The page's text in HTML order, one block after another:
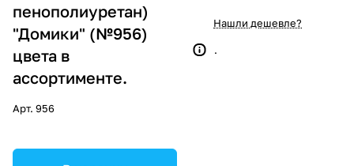
пенополиуретан)
"Домики" (№956)
цвета в
ассортименте.
Арт. 956
Нашли дешевле?
.